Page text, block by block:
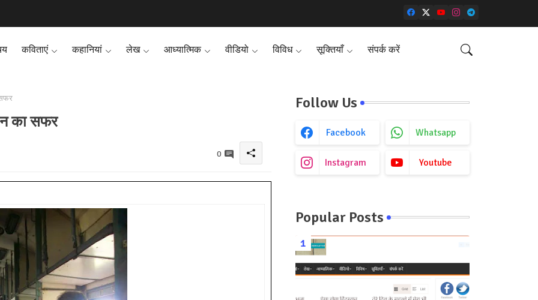
कविताएं कहानियां लेख आध्यात्मिक वीडियो विविध सूक्तियाँ संपर्क करें
का सफर
0
Follow Us
Facebook Whatsapp
Instagram Youtube
Popular Posts